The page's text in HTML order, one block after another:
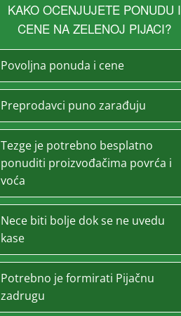
KAKO OCENJUJETE PONUDU I
CENE NA ZELENOJ PIJACI?
Povoljna ponuda i cene
Preprodavci puno zarađuju
Tezge je potrebno besplatno
ponuditi proizvođačima povrća i
voća
Nece biti bolje dok se ne uvedu
kase
Potrebno je formirati Pijačnu
zadrugu